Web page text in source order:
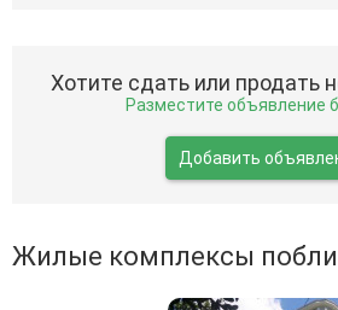
Хотите сдать или продать
Разместите объявление
Добавить
Жилые комплексы